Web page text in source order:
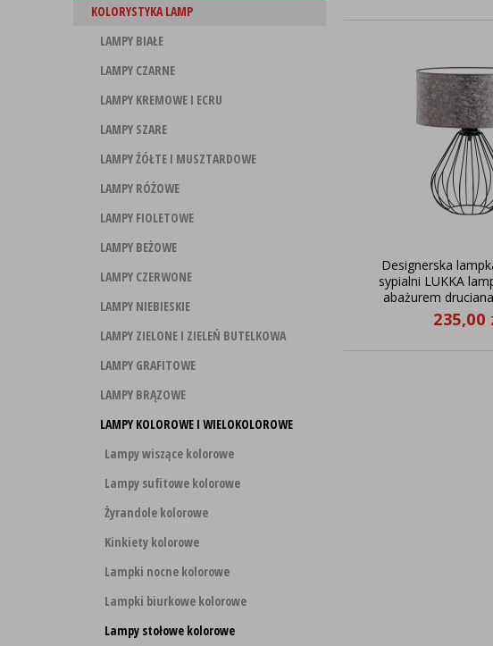
KOLORYSTYKA LAMP
LAMPY BIAŁE
LAMPY CZARNE
LAMPY KREMOWE I ECRU
LAMPY SZARE
LAMPY ŹÓŁTE I MUSZTARDOWE
LAMPY RÓŻOWE
LAMPY FIOLETOWE
LAMPY BEŻOWE
LAMPY CZERWONE
LAMPY NIEBIESKIE
LAMPY ZIELONE I ZIELEŃ BUTELKOWA
LAMPY GRAFITOWE
LAMPY BRĄZOWE
LAMPY KOLOROWE I WIELOKOLOROWE
Lampy wiszące kolorowe
Lampy sufitowe kolorowe
Żyrandole kolorowe
Kinkiety kolorowe
Lampki nocne kolorowe
Lampki biurkowe kolorowe
Lampy stołowe kolorowe
Designerska
sypialni LUKKA
abażurem
235,00